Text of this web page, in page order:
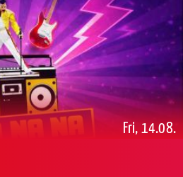
Fri, 14.08.